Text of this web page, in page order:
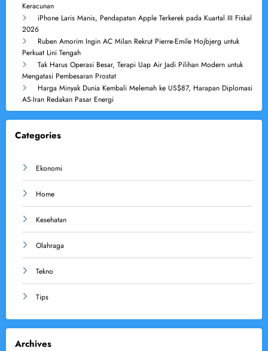
Keracunan
iPhone Laris Manis, Pendapatan Apple Terkerek pada Kuartal III Fiskal
2026
Ruben Amorim Ingin AC Milan Rekrut Pierre-Emile Hojbjerg untuk
Perkuat Lini Tengah
Tak Harus Operasi Besar, Terapi Uap Air Jadi Pilihan Modern untuk
Mengatasi Pembesaran Prostat
Harga Minyak Dunia Kembali Melemah ke US$87, Harapan Diplomasi
AS-Iran Redakan Pasar Energi
Categories
Ekonomi
Home
Kesehatan
Olahraga
Tekno
Tips
Archives